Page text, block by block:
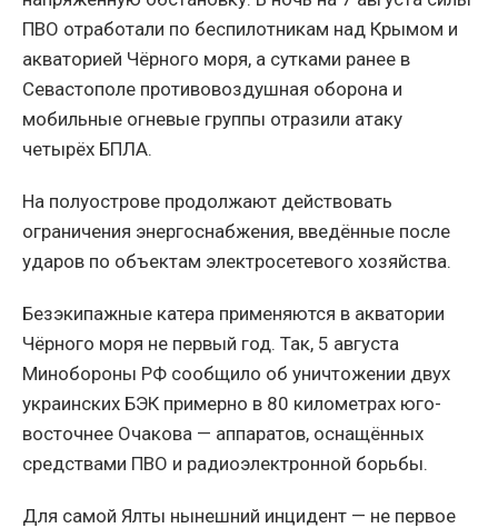
ПВО отработали по беспилотникам над Крымом и
акваторией Чёрного моря, а сутками ранее в
Севастополе противовоздушная оборона и
мобильные огневые группы отразили атаку
четырёх БПЛА.
На полуострове продолжают действовать
ограничения энергоснабжения, введённые после
ударов по объектам электросетевого хозяйства.
Безэкипажные катера применяются в акватории
Чёрного моря не первый год. Так, 5 августа
Минобороны РФ сообщило об уничтожении двух
украинских БЭК примерно в 80 километрах юго-
восточнее Очакова — аппаратов, оснащённых
средствами ПВО и радиоэлектронной борьбы.
Для самой Ялты нынешний инцидент — не первое